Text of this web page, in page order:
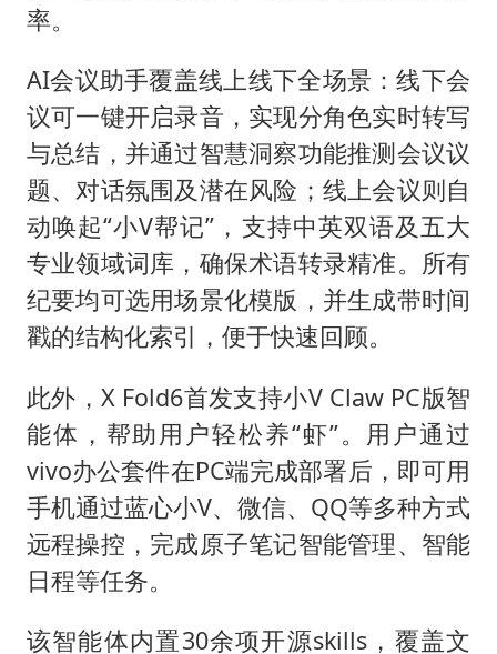
率。
AI会议助手覆盖线上线下全场景：线下会
议可一键开启录音，实现分角色实时转写
与总结，并通过智慧洞察功能推测会议议
题、对话氛围及潜在风险；线上会议则自
动唤起“小V帮记”，支持中英双语及五大
专业领域词库，确保术语转录精准。所有
纪要均可选用场景化模版，并生成带时间
戳的结构化索引，便于快速回顾。
此外，X Fold6首发支持小V Claw PC版智
能体，帮助用户轻松养“虾”。用户通过
vivo办公套件在PC端完成部署后，即可用
手机通过蓝心小V、微信、QQ等多种方式
远程操控，完成原子笔记智能管理、智能
日程等任务。
该智能体内置30余项开源skills，覆盖文